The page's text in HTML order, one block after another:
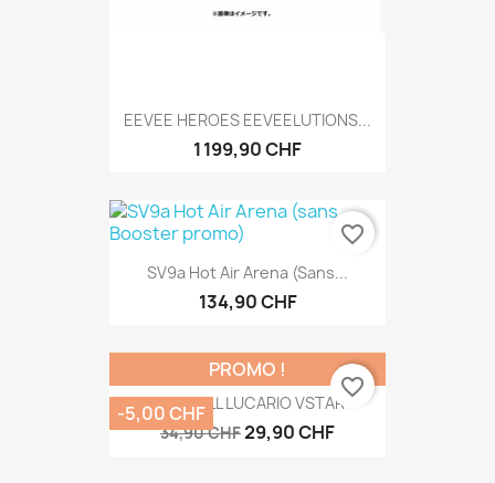
EEVEE HEROES EEVEELUTIONS...
1 199,90 CHF
SV9a Hot Air Arena (sans...
134,90 CHF
favorite_border
DECK SLL LUCARIO VSTAR
34,90 CHF29,90 CHF
PROMO !
-5,00 CHF
favorite_border